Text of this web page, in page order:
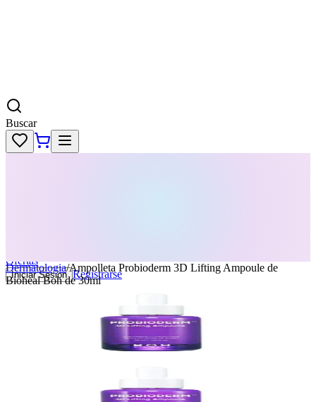
Buscar
Ofertas
Iniciar Sesion Registrarse
Dermatologia/Ampolleta Probioderm 3D Lifting Ampoule de
Bioheal Boh de 30ml